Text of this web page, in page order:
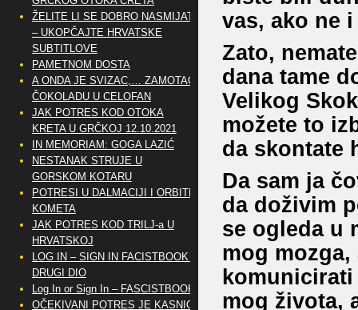
vas, ako ne
Zato,
dana tame
Velikog
možete to
da skontate
Da sam ja
da doživim
se ogleda u
mog
mog života,
ŽELITE LI SE DOBRO NASMIJATI
– UKOPČAJTE HRVATSKE
SUBTITLOVE
PAMETNOM DOSTA
A ONDA JE SVIZAC,… ZAMOTAO
ČOKOLADU U CELOFAN
JAK POTRES KOD OTOKA
KRETA U GRČKOJ 12.10.2021
IN MEMORIAM: GOGA LAZIĆ
NESTANAK STRUJE U
GORSKOM KOTARU
POTRESI U DALMACIJI I ORBITE
KOMETA
JAK POTRES KOD TRILJ-a U
HRVATSKOJ
LOG IN – SIGN IN FACISTBOOK –
DRUGI DIO
Log In or Sign In – FASCISTBOOK
OČEKIVANI POTRES JE KASNIO